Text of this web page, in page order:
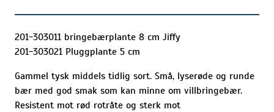
201-303011 bringebærplante 8 cm Jiffy
201-303021 Pluggplante 5 cm
Gammel tysk middels tidlig sort. Små, lyserøde og runde
bær med god smak som kan minne om villbringebær.
Resistent mot rød rotråte og sterk mot
Plantevern og nyttedyr
Driftsmidler